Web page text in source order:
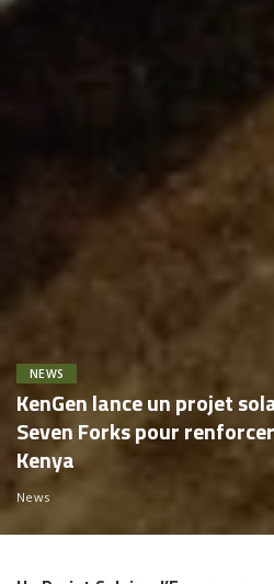
NEWS
KenGen lance un projet
Seven Forks pour
Kenya
News